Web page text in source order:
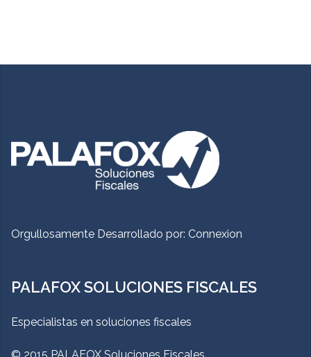
Orgullosamente Desarrollado por: Connexion
PALAFOX SOLUCIONES FISCALES
Especialistas en soluciones fiscales